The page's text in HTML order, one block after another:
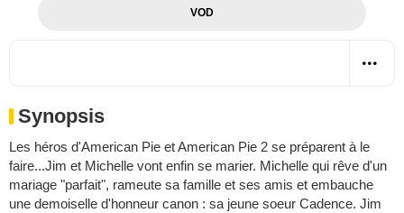
VOD
Synopsis
Les héros d'American Pie et American Pie 2 se préparent à le
faire...Jim et Michelle vont enfin se marier. Michelle qui rêve d'un
mariage "parfait", rameute sa famille et ses amis et embauche
une demoiselle d'honneur canon : sa jeune soeur Cadence. Jim